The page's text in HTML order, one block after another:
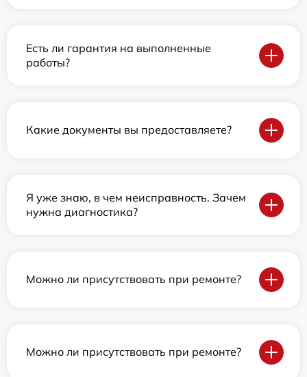
Есть ли гарантия на выполненные
работы?
Какие документы вы предоставляете?
Я уже знаю, в чем неисправность. Зачем
нужна диагностика?
Можно ли присутствовать при ремонте?
Можно ли присутствовать при ремонте?